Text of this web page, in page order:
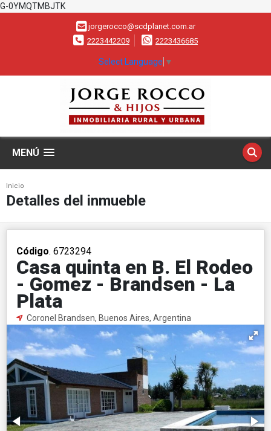
G-0YMQTMBJTK
jorgerocco@scdplanet.com.ar
2223442209
2223436685
Select Language ▼
MENÚ
Inicio
Detalles del inmueble
Código. 6723294
Casa quinta en B. El Rodeo
- Gomez - Brandsen - La
Plata
Coronel Brandsen, Buenos Aires, Argentina